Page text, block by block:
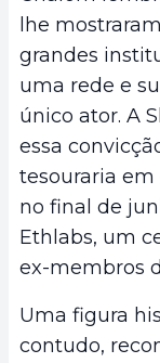
lhe
grandes
uma rede e
único ator. A
essa
tesouraria em
no final de
Ethlabs, um
ex-membros
Uma figura
contudo,